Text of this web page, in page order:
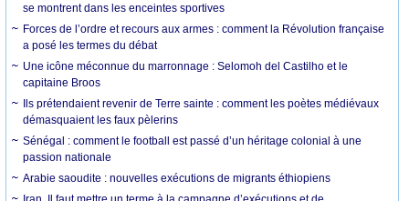
se montrent dans les enceintes sportives
Forces de l’ordre et recours aux armes : comment la Révolution française
a posé les termes du débat
Une icône méconnue du marronnage : Selomoh del Castilho et le
capitaine Broos
Ils prétendaient revenir de Terre sainte : comment les poètes médiévaux
démasquaient les faux pèlerins
Sénégal : comment le football est passé d’un héritage colonial à une
passion nationale
Arabie saoudite : nouvelles exécutions de migrants éthiopiens